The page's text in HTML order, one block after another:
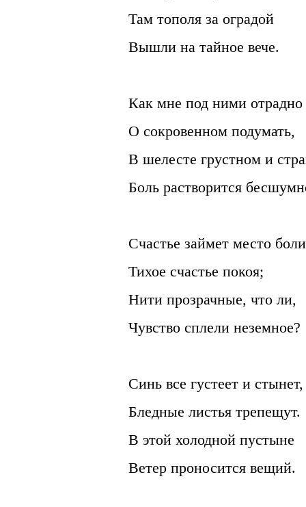
Там тополя за оградой
Вышли на тайное вече.
Как мне под ними отрадно
О сокровенном подумать,
В шелесте грустном и
Боль растворится
Счастье займет место
Тихое счастье покоя;
Нити прозрачные, что ли,
Чувство сплели неземное?
Синь все густеет и стынет,
Бледные листья трепещут.
В этой холодной пустыне
Ветер проносится вещий.